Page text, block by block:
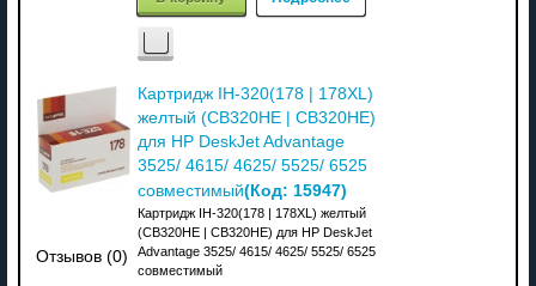
Отзывов (0)
Картридж IH-320(178 | 178XL)
желтый (CB320HE | CB320HE)
для HP DeskJet Advantage
3525/ 4615/ 4625/ 5525/ 6525
совместимый(Код: 15947)
Картридж IH-320(178 | 178XL) желтый
(CB320HE | CB320HE) для HP DeskJet
Advantage 3525/ 4615/ 4625/ 5525/ 6525
совместимый